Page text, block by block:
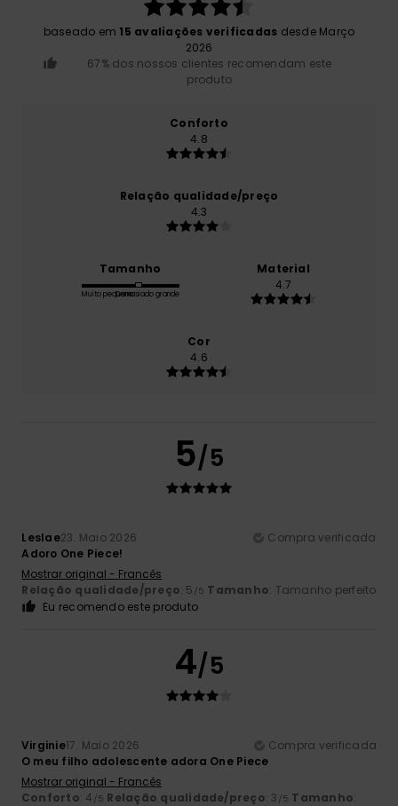
baseado em 15 avaliações verificadas desde Março
2026
67% dos nossos clientes recomendam este
produto
Conforto
4.8
Relação qualidade/preço
4.3
Tamanho
Muito pequenoDemasiado grande
Material
4.7
Cor
4.6
5/5
Leslae23. Maio 2026
Compra verificada
Adoro One Piece!
Mostrar original - Francês
Relação qualidade/preço: 5 /5 Tamanho: Tamanho perfeito
Eu recomendo este produto
4/5
Virginie17. Maio 2026
Compra verificada
O meu filho adolescente adora One Piece
Mostrar original - Francês
Conforto: 4 /5 Relação qualidade/preço: 3 /5 Tamanho: